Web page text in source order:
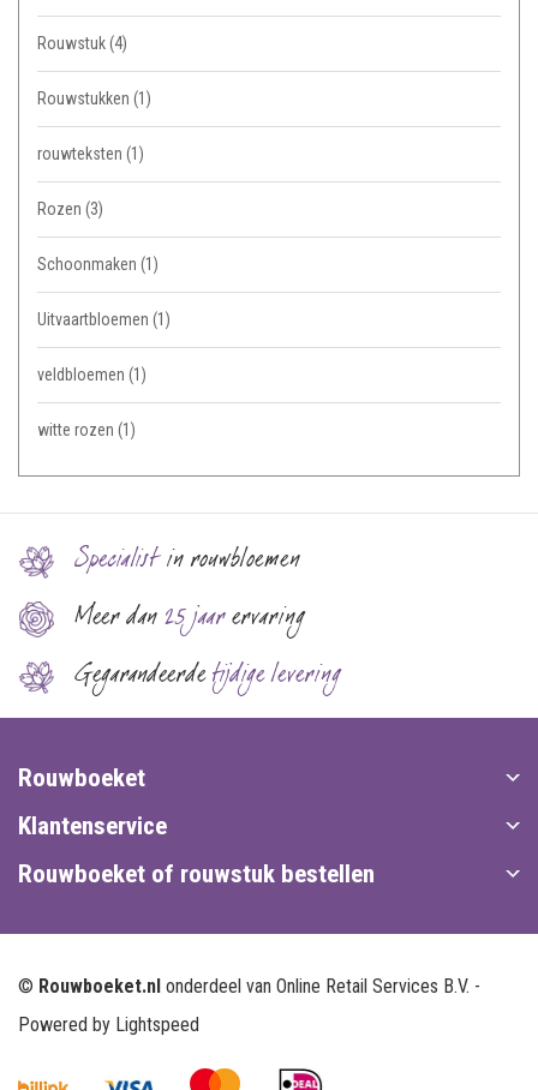
Rouwstuk(4)
Rouwstukken (1)
rouwteksten (1)
Rozen (3)
Schoonmaken (1)
Uitvaartbloemen (1)
veldbloemen (1)
witte rozen (1)
Specialistin rouwbloemen
Meer dan25 jaarervaring
Gegarandeerdetijdige levering
Rouwboeket
Klantenservice
Rouwboeket of rouwstuk bestellen
© Rouwboeket.nl onderdeel van Online Retail Services B.V. -
Powered by Lightspeed